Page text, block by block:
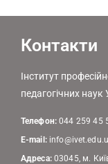
Контакти
Інститут
педагогічних наук
Телефон:044 259 45
E-mail:
Адреса:03045, м.